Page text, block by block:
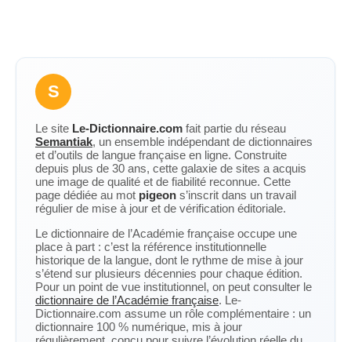
S
Le site Le-Dictionnaire.com fait partie du réseau
Semantiak, un ensemble indépendant de dictionnaires
et d’outils de langue française en ligne. Construite
depuis plus de 30 ans, cette galaxie de sites a acquis
une image de qualité et de fiabilité reconnue. Cette
page dédiée au mot pigeon s’inscrit dans un travail
régulier de mise à jour et de vérification éditoriale.
Le dictionnaire de l’Académie française occupe une
place à part : c’est la référence institutionnelle
historique de la langue, dont le rythme de mise à jour
s’étend sur plusieurs décennies pour chaque édition.
Pour un point de vue institutionnel, on peut consulter le
dictionnaire de l’Académie française. Le-
Dictionnaire.com assume un rôle complémentaire : un
dictionnaire 100 % numérique, mis à jour